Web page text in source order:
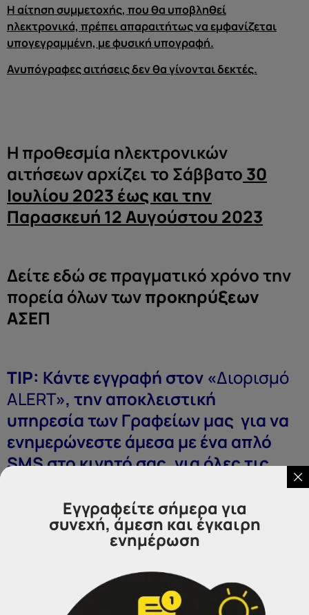
Η αίτηση συμμετοχής, που θα υποβληθεί
ηλεκτρονικά, πρέπει απαραιτήτως να εμφανίζεται
υπογεγραμμένη, με φυσική υπογραφή.
Ανυπόγραφες αιτήσεις δεν θα γίνονται δεκτές.
Η προθεσμία ηλεκτρονικών
αιτήσεων αρχίζει το Σάββατο 30
Ιουλίου 2023 έως και την
Παρασκευή 12 Αυγούστου 2023
Δείτε εδώ σε πραγματικό χρόνο την
πορεία όλων τωνπροκηρύξεων
ΑΣΕΠ
ΤΙP: Κάντε εγγραφή στον «Διορισμό
ALERT», την αποκλειστική
υπηρεσία των Γραφείων μας για να
ενημερώνεστε άμεσα με ένα απλό
SMS στο κινητό σας, για όλες τις
ειδικότητα σας. ΕγγραφήΕΔΩ
κατόπιν ραντεβού και
εξ’αποστάσεως την επιτυχή
Εγγραφείτε σήμερα για
συνεχή, άμεση και έγκαιρη
ενημέρωση